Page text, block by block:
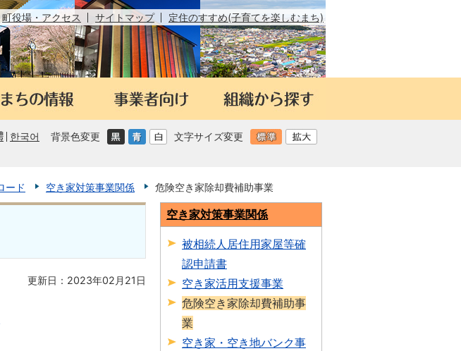
町役場・アクセス サイトマップ 定住のすすめ(子育てを楽しむまち)
한국어 背景色変更 文字サイズ変更
ード 空き家対策事業関係 危険空き家除却費補助事業
更新日：2023年02月21日
空き家対策事業関係
被相続人居住用家屋等確
認申請書
空き家活用支援事業
危険空き家除却費補助事
業
空き家・空き地バンク事